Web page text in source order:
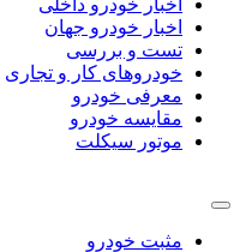
اخبار خودرو داخلی
اخبار خودرو جهان
تست و بررسی
خودروهای کار و تجاری
معرفی خودرو
مقایسه خودرو
موتور سیکلت
مثبت خودرو